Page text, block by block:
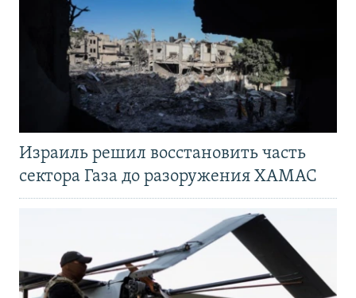
Израиль решил восстановить часть
сектора Газа до разоружения ХАМАС